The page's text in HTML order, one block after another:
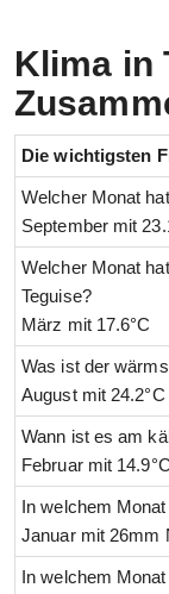
Klima in
Die wichtigsten
Welcher Monat
September mit
Welcher Monat
Teguise?
März mit 17.6°C
Was ist der
August mit 24.2°C
Wann ist es am
Februar mit 14.9°C
In welchem
Januar mit 26mm
In welchem